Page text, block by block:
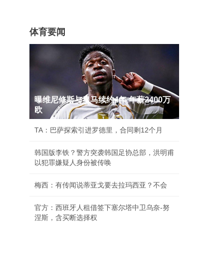
体育要闻
曝维尼修斯与皇马续约4年 年薪2400万
欧
TA：巴萨探索引进罗德里，合同剩12个月
韩国版李铁？警方突袭韩国足协总部，洪明甫
以犯罪嫌疑人身份被传唤
梅西：有传闻说蒂亚戈要去拉玛西亚？不会
官方：西班牙人租借签下塞尔塔中卫乌奈-努
涅斯，含买断选择权